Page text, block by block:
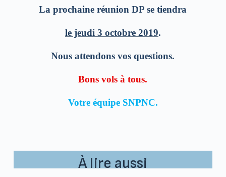
La prochaine réunion DP se tiendra
le jeudi 3 octobre 2019.
Nous attendons vos questions.
Bons vols à tous.
Votre équipe SNPNC.
À lire aussi